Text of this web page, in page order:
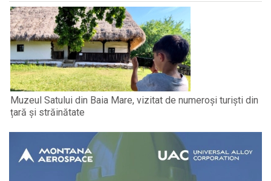
Muzeul Satului din Baia Mare, vizitat de numeroși turiști din
țară și străinătate